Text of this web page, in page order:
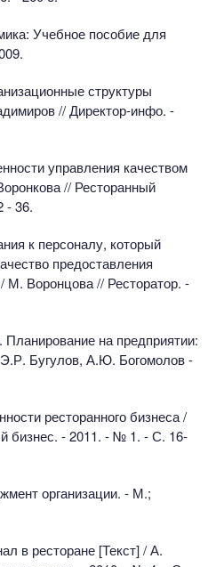
Учебное пособие для
структуры
// Директор-инфо. -
управления качеством
// Ресторанный
- 36.
к персоналу, который
предоставления
М. Воронцова // Ресторатор. -
на предприятии:
Бугулов, А.Ю. Богомолов -
ресторанного бизнеса /
бизнес. - 2011. - № 1. - С. 16-
организации. - М.;
в ресторане [Текст] / А.